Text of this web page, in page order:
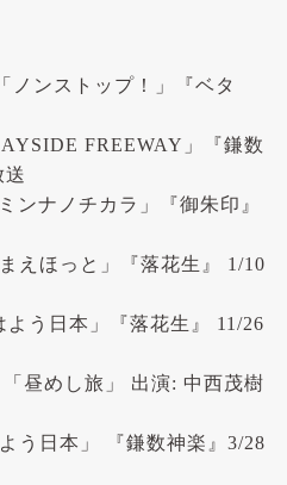
ノンストップ！」『ベタ
FREEWAY」『鎌数
送
ンナノチカラ」『御朱印』
えほっと」『落花生』 1/10
う日本」『落花生』 11/26
昼めし旅」 出演: 中西茂樹
う日本」 『鎌数神楽』3/28